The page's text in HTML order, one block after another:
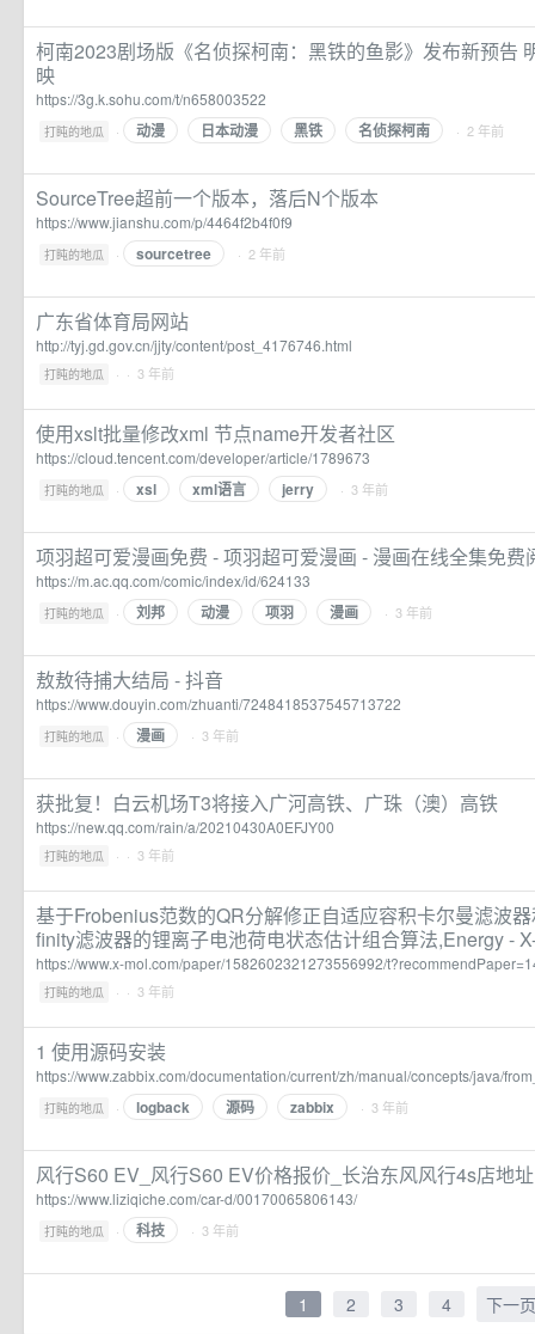
柯南2023剧场版《名侦探柯南：黑铁的鱼影》发布新预告
映
https://3g.k.sohu.com/t/n658003522
打盹的地瓜 · 动漫 日本动漫 黑铁 名侦探柯南 · 2 年前
SourceTree超前一个版本，落后N个版本
https://www.jianshu.com/p/4464f2b4f0f9
打盹的地瓜 · sourcetree · 2 年前
广东省体育局网站
http://tyj.gd.gov.cn/jjty/content/post_4176746.html
打盹的地瓜 · · 3 年前
使用xslt批量修改xml 节点name开发者社区
https://cloud.tencent.com/developer/article/1789673
打盹的地瓜 · xsl xml语言 jerry · 3 年前
项羽超可爱漫画免费 - 项羽超可爱漫画 - 漫画在线全集免费
https://m.ac.qq.com/comic/index/id/624133
打盹的地瓜 · 刘邦 动漫 项羽 漫画 · 3 年前
敖敖待捕大结局 - 抖音
https://www.douyin.com/zhuanti/7248418537545713722
打盹的地瓜 · 漫画 · 3 年前
获批复！白云机场T3将接入广河高铁、广珠（澳）高铁
https://new.qq.com/rain/a/20210430A0EFJY00
打盹的地瓜 · · 3 年前
基于Frobenius范数的QR分解修正自适应容积卡尔曼滤波
finity滤波器的锂离子电池荷电状态估计组合算法,Energy -
https://www.x-mol.com/paper/1582602321273556992/
打盹的地瓜 · · 3 年前
1 使用源码安装
https://www.zabbix.com/documentation/current/zh/manual/concepts/java/
打盹的地瓜 · logback 源码 zabbix · 3 年前
风行S60 EV_风行S60 EV价格报价_长治东风风行4s店地
https://www.liziqiche.com/car-d/00170065806143/
打盹的地瓜 · 科技 · 3 年前
1 2 3 4 下一页